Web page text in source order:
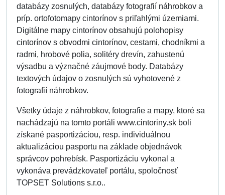
databázy zosnulých, databázy fotografií náhrobkov a
príp. ortofotomapy cintorínov s priľahlými územiami.
Digitálne mapy cintorínov obsahujú polohopisy
cintorínov s obvodmi cintorínov, cestami, chodníkmi a
radmi, hrobové polia, solitéry drevín, zahustenú
výsadbu a význačné záujmové body. Databázy
textových údajov o zosnulých sú vyhotovené z
fotografií náhrobkov.
Všetky údaje z náhrobkov, fotografie a mapy, ktoré sa
nachádzajú na tomto portáli www.cintoriny.sk boli
získané pasportizáciou, resp. individuálnou
aktualizáciou pasportu na základe objednávok
správcov pohrebísk. Pasportizáciu vykonal a
vykonáva prevádzkovateľ portálu, spoločnosť
TOPSET Solutions s.r.o..